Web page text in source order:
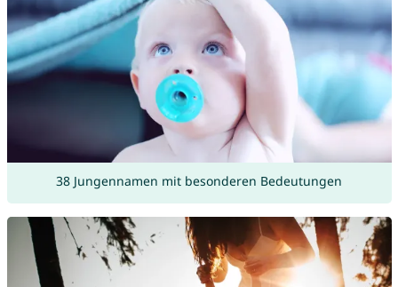
38 Jungennamen mit besonderen Bedeutungen